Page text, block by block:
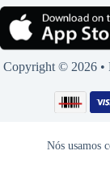
Nós usamos
Copyright © 2026 •